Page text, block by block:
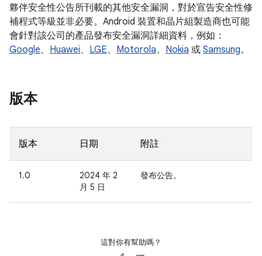
夥伴安全性公告所刊載的其他安全漏洞，對於宣告安全性修
補程式等級並非必要。Android 裝置和晶片組製造商也可能
會針對該公司的產品發布安全漏洞詳細資料，例如：
Google、 Huawei、 LGE、 Motorola、 Nokia 或 Samsung。
版本
版本 日期 附註
1.0
2024 年 2
月 5 日
發布公告。
這對你有幫助嗎？